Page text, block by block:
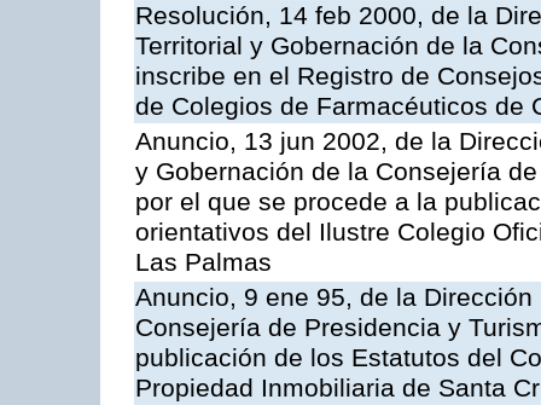
Resolución, 14 feb 2000, de la
Territorial y Gobernación de la
inscribe en el Registro de
de Colegios de Farmacéuticos de
Anuncio, 13 jun 2002, de la
y Gobernación de la Consejería
por el que se procede a la
orientativos del Ilustre Colegio
Las Palmas
Anuncio, 9 ene 95, de la
Consejería de Presidencia y
publicación de los Estatutos del
Propiedad Inmobiliaria de Santa